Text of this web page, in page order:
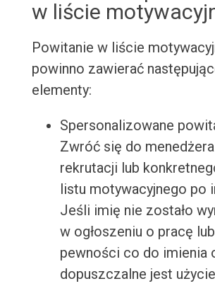
w liście
Powitanie w liście
powinno zawierać
elementy:
Spersonalizowane
Zwróć się do
rekrutacji lub
listu motywacyjnego po
Jeśli imię nie zostało
w ogłoszeniu o pracę
pewności co do imienia
dopuszczalne jest